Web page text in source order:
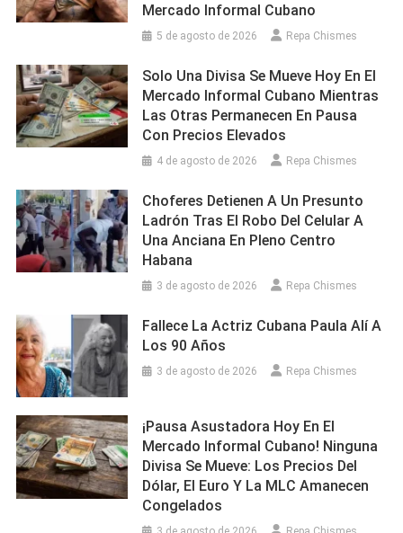
Mercado Informal Cubano
5 de agosto de 2026 Repa Chismes
Solo Una Divisa Se Mueve Hoy En El
Mercado Informal Cubano Mientras
Las Otras Permanecen En Pausa
Con Precios Elevados
4 de agosto de 2026 Repa Chismes
Choferes Detienen A Un Presunto
Ladrón Tras El Robo Del Celular A
Una Anciana En Pleno Centro
Habana
3 de agosto de 2026 Repa Chismes
Fallece La Actriz Cubana Paula Alí A
Los 90 Años
3 de agosto de 2026 Repa Chismes
¡Pausa Asustadora Hoy En El
Mercado Informal Cubano! Ninguna
Divisa Se Mueve: Los Precios Del
Dólar, El Euro Y La MLC Amanecen
Congelados